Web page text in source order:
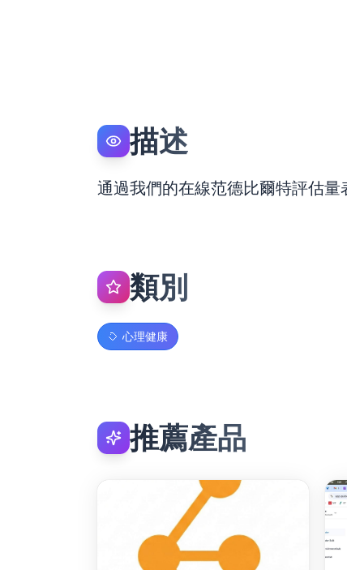
描述
通過我們的在線范德比爾特評估
類別
心理健康
推薦產品